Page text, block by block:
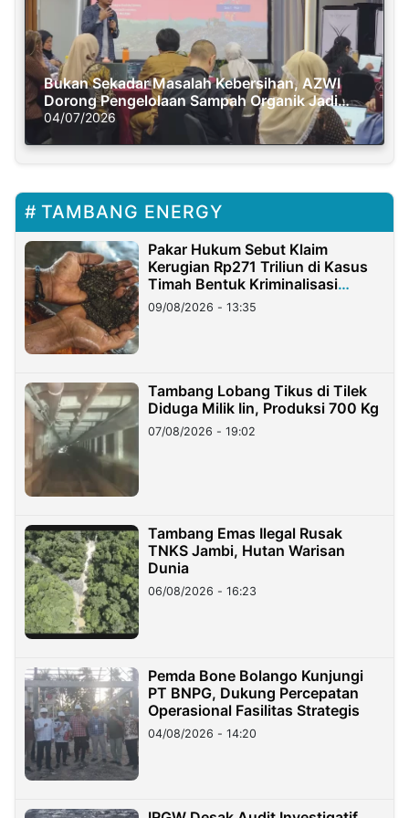
Bukan Sekadar Masalah Kebersihan, AZWI
Dorong Pengelolaan Sampah Organik Jadi
Solusi Krisis Iklim
04/07/2026
TAMBANG ENERGY
Pakar Hukum Sebut Klaim
Kerugian Rp271 Triliun di Kasus
Timah Bentuk Kriminalisasi
Terhadap Usaha
09/08/2026 - 13:35
Tambang Lobang Tikus di Tilek
Diduga Milik Iin, Produksi 700 Kg
07/08/2026 - 19:02
Tambang Emas Ilegal Rusak
TNKS Jambi, Hutan Warisan
Dunia
06/08/2026 - 16:23
Pemda Bone Bolango Kunjungi
PT BNPG, Dukung Percepatan
Operasional Fasilitas Strategis
04/08/2026 - 14:20